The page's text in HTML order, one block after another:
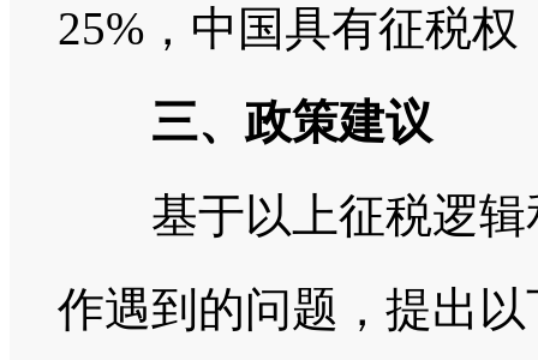
25%，中国具有征税
三、政策建议
基于以上征税逻辑
作遇到的问题，提出